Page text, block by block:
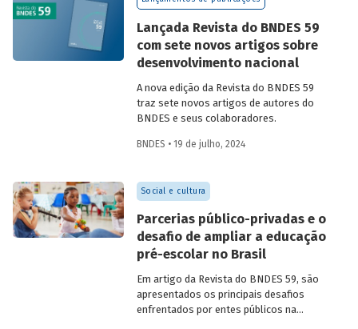
Lançada Revista do BNDES 59
com sete novos artigos sobre
desenvolvimento nacional
A nova edição da Revista do BNDES 59
traz sete novos artigos de autores do
BNDES e seus colaboradores.
BNDES • 19 de julho, 2024
Social e cultura
Parcerias público-privadas e o
desafio de ampliar a educação
pré-escolar no Brasil
Em artigo da Revista do BNDES 59, são
apresentados os principais desafios
enfrentados por entes públicos na